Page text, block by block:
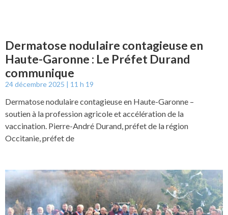
Dermatose nodulaire contagieuse en
Haute-Garonne : Le Préfet Durand
communique
24 décembre 2025 11 h 19
Dermatose nodulaire contagieuse en Haute-Garonne –
soutien à la profession agricole et accélération de la
vaccination. Pierre-André Durand, préfet de la région
Occitanie, préfet de